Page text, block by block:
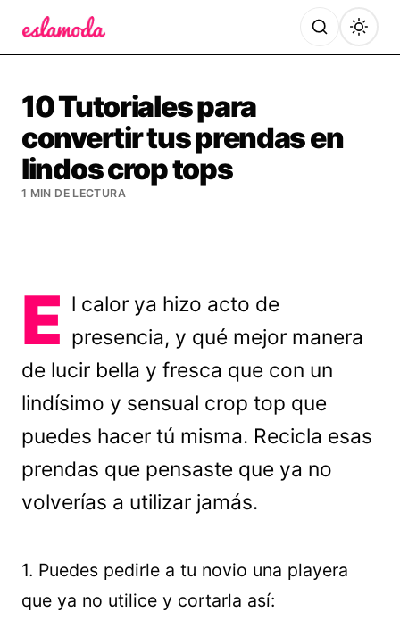
10 Tutoriales para
convertir tus prendas en
lindos crop tops
1 MIN DE LECTURA
E l calor ya hizo acto de
presencia, y qué mejor manera
de lucir bella y fresca que con un
lindísimo y sensual crop top que
puedes hacer tú misma. Recicla esas
prendas que pensaste que ya no
volverías a utilizar jamás.
1. Puedes pedirle a tu novio una playera
que ya no utilice y cortarla así: